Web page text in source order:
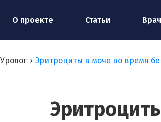
О проекте Статьи
Уролог › Эритроциты в моче во время